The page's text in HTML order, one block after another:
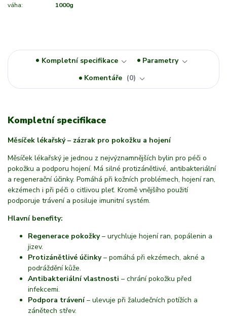
váha: 1000g
Kompletní specifikace
Parametry
Komentáře
0
Kompletní specifikace
Měsíček lékařský – zázrak pro pokožku a hojení
Měsíček lékařský je jednou z nejvýznamnějších bylin pro péči o
pokožku a podporu hojení. Má silné protizánětlivé, antibakteriální
a regenerační účinky. Pomáhá při kožních problémech, hojení ran,
ekzémech i při péči o citlivou pleť. Kromě vnějšího použití
podporuje trávení a posiluje imunitní systém.
Hlavní benefity:
Regenerace pokožky– urychluje hojení ran, popálenin a
jizev.
Protizánětlivé účinky– pomáhá při ekzémech, akné a
podráždění kůže.
Antibakteriální vlastnosti – chrání pokožku před
infekcemi.
Podpora trávení– ulevuje při žaludečních potížích a
zánětech střev.